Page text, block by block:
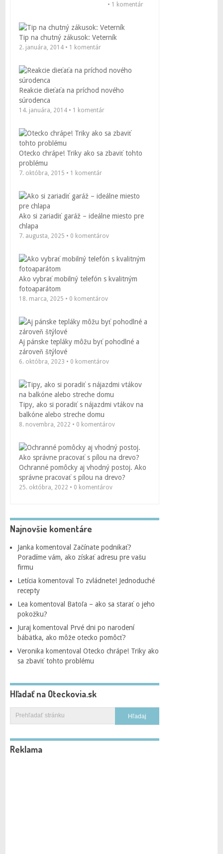
• 1 komentár
Tip na chutný zákusok: Veterník
2. januára, 2014 • 1 komentár
Reakcie dieťaťa na príchod nového
súrodenca
14. januára, 2014 • 1 komentár
Otecko chrápe! Triky ako sa zbaviť tohto
problému
7. októbra, 2015 • 1 komentár
Ako si zariadiť garáž – ideálne miesto pre
chlapa
7. augusta, 2025 • 0 komentárov
Ako vybrať mobilný telefón s kvalitným
fotoaparátom
18. marca, 2025 • 0 komentárov
Aj pánske tepláky môžu byť pohodlné a
zároveň štýlové
6. októbra, 2023 • 0 komentárov
Tipy, ako si poradiť s nájazdmi vtákov na
balkóne alebo streche domu
8. novembra, 2022 • 0 komentárov
Ochranné pomôcky aj vhodný postoj. Ako
správne pracovať s pílou na drevo?
25. októbra, 2022 • 0 komentárov
Najnovšie komentáre
Janka komentoval Začínate podnikať?
Poradíme vám, ako získať adresu pre vašu
firmu
Letícia komentoval To zvládnete! Jednoduché
recepty
Lea komentoval Batoľa – ako sa starať o jeho
pokožku?
Juraj komentoval Prvé dni po narodení
bábätka, ako môže otecko pomôcť?
Veronika komentoval Otecko chrápe! Triky ako
sa zbaviť tohto problému
Hľadať na Oteckovia.sk
Reklama